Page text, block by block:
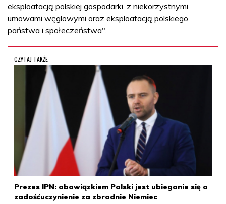
eksploatacją polskiej gospodarki, z niekorzystnymi
umowami węglowymi oraz eksploatacją polskiego
państwa i społeczeństwa".
CZYTAJ TAKŻE
Prezes IPN: obowiązkiem Polski jest ubieganie się o
zadośćuczynienie za zbrodnie Niemiec